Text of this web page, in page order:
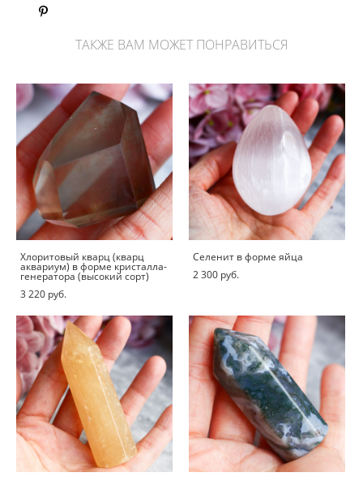
ТАКЖЕ ВАМ МОЖЕТ ПОНРАВИТЬСЯ
Хлоритовый кварц (кварц
аквариум) в форме кристалла-
генератора (высокий сорт)
3 220 pуб.
Селенит в форме яйца
2 300 pуб.